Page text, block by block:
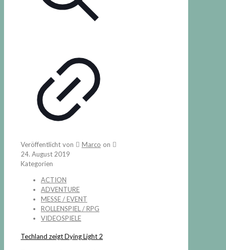
Veröffentlicht von Marco on
24. August 2019
Kategorien
ACTION
ADVENTURE
MESSE / EVENT
ROLLENSPIEL / RPG
VIDEOSPIELE
Techland zeigt Dying Light 2